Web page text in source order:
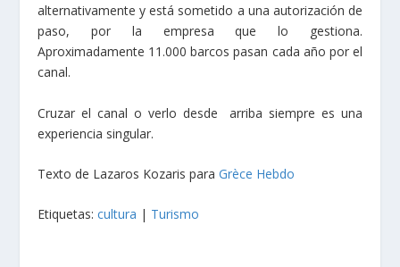
alternativamente y está sometido a una autorización de
paso, por la empresa que lo gestiona.
Aproximadamente 11.000 barcos pasan cada año por el
canal.
Cruzar el canal o verlo desde arriba siempre es una
experiencia singular.
Texto de Lazaros Kozaris paraGrèce Hebdo
Etiquetas:cultura | Turismo